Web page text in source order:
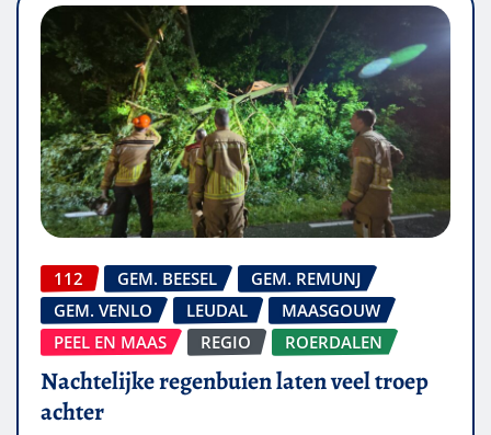
112 GEM. BEESEL
GEM. REMUNJ
GEM. VENLO
LEUDAL
MAASGOUW
PEEL EN MAAS
REGIO ROERDALEN
Nachtelijke regenbuien laten veel troep
achter